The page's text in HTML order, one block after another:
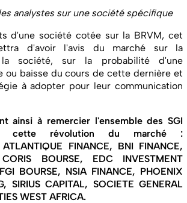
analystes sur une société spécifique
d'une société cotée sur la BRVM, cet
d'avoir l'avis du marché sur la
société, sur la probabilité d'une
ou baisse du cours de cette dernière et
à adopter pour leur communication
ainsi à remercier l'ensemble des SGI
cette révolution du marché :
ATLANTIQUE FINANCE, BNI FINANCE,
BOURSE, EDC INVESTMENT
BOURSE, NSIA FINANCE, PHOENIX
SIRIUS CAPITAL, SOCIETE GENERAL
WEST AFRICA.